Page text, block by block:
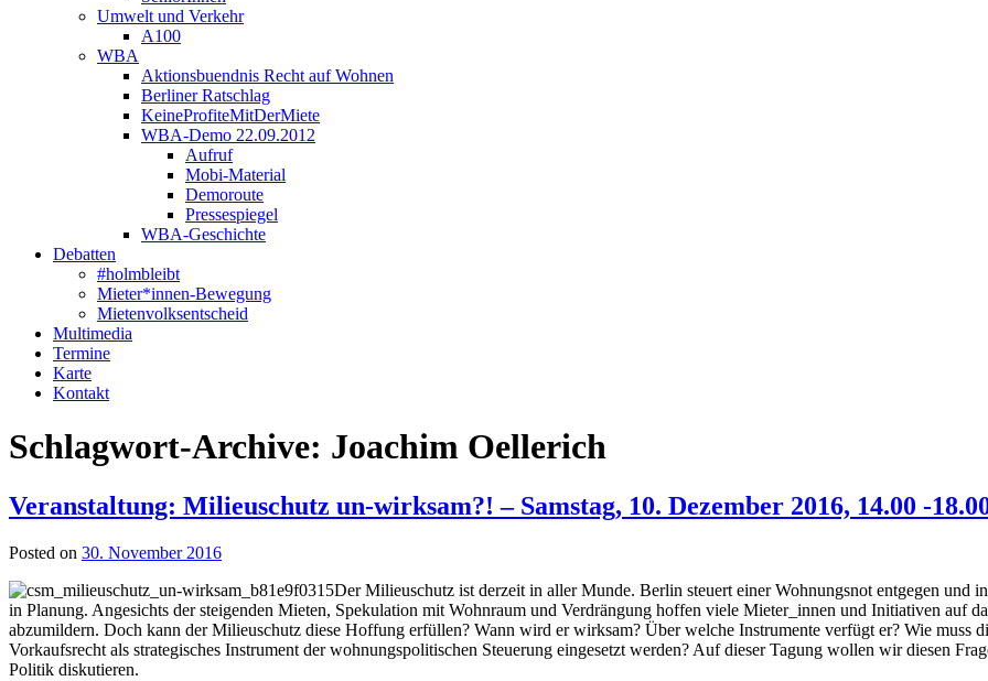
Umwelt und Verkehr
A100
WBA
Aktionsbuendnis Recht auf Wohnen
Berliner Ratschlag
KeineProfiteMitDerMiete
WBA-Demo 22.09.2012
Aufruf
Mobi-Material
Demoroute
Pressespiegel
WBA-Geschichte
Debatten
#holmbleibt
Mieter*innen-Bewegung
Mietenvolksentscheid
Multimedia
Termine
Karte
Kontakt
Schlagwort-Archive: Joachim Oellerich
Veranstaltung: Milieuschutz un-wirksam?! – Samstag, 10. Dezember 2016, 14.00 -
Posted on 30. November 2016
Der Milieuschutz ist derzeit in aller Munde. Berlin steuert einer Wohnungsnot entgegen und
in Planung. Angesichts der steigenden Mieten, Spekulation mit Wohnraum und Verdrängung hoffen viele Mieter_innen und Initiativen auf
abzumildern. Doch kann der Milieuschutz diese Hoffung erfüllen? Wann wird er wirksam? Über welche Instrumente verfügt er? Wie muss
Vorkaufsrecht als strategisches Instrument der wohnungspolitischen Steuerung eingesetzt werden? Auf dieser Tagung wollen wir diesen
Politik diskutieren.